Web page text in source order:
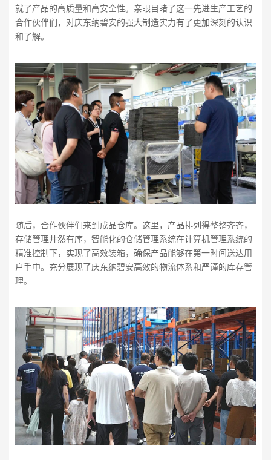
就了产品的高质量和高安全性。亲眼目睹了这一先进生产工艺的
合作伙伴们，对庆东纳碧安的强大制造实力有了更加深刻的认识
和了解。
随后，合作伙伴们来到成品仓库。这里，产品排列得整整齐齐，
存储管理井然有序，智能化的仓储管理系统在计算机管理系统的
精准控制下，实现了高效装箱，确保产品能够在第一时间送达用
户手中。充分展现了庆东纳碧安高效的物流体系和严谨的库存管
理。